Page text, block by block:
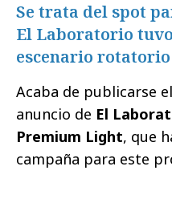
Se trata del spot
El Laboratorio
escenario
Acaba de publicarse
anuncio de El
Premium Light, que
campaña para este